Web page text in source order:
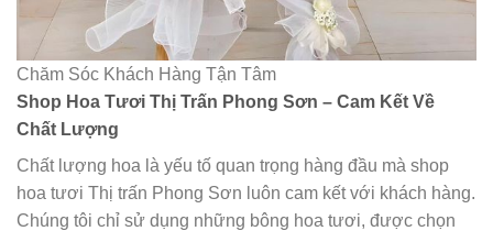
Chăm Sóc Khách Hàng Tận Tâm
Shop Hoa Tươi Thị Trấn Phong Sơn – Cam Kết Về
Chất Lượng
Chất lượng hoa là yếu tố quan trọng hàng đầu mà shop
hoa tươi Thị trấn Phong Sơn luôn cam kết với khách hàng.
Chúng tôi chỉ sử dụng những bông hoa tươi, được chọn